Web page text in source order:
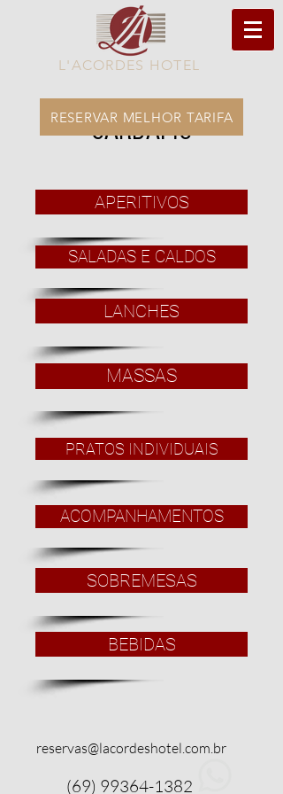
L'ACORDES HOTEL
RESERVAR MELHOR TARIFA
CARDÁPIO
APERITIVOS
SALADAS E CALDOS
LANCHES
MASSAS
PRATOS INDIVIDUAIS
ACOMPANHAMENTOS
SOBREMESAS
BEBIDAS
reservas@lacordeshotel.com.br
(69) 99364-1382